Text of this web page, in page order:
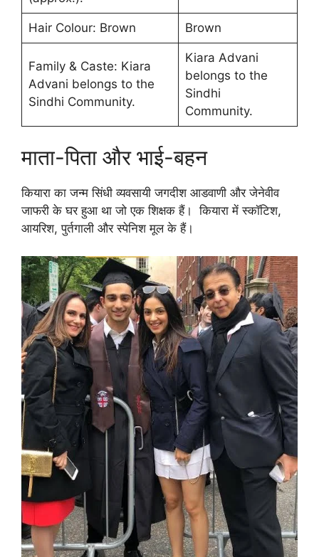
Hair Colour: Brown Brown
Family & Caste: Kiara
Advani belongs to the
Sindhi Community.
Kiara Advani
belongs to the
Sindhi
Community.
माता-पिता और भाई-बहन
कियारा का जन्म सिंधी व्यवसायी जगदीश आडवाणी और जेनेवीव
जाफरी के घर हुआ था जो एक शिक्षक हैं। कियारा में स्कॉटिश,
आयरिश, पुर्तगाली और स्पेनिश मूल के हैं।